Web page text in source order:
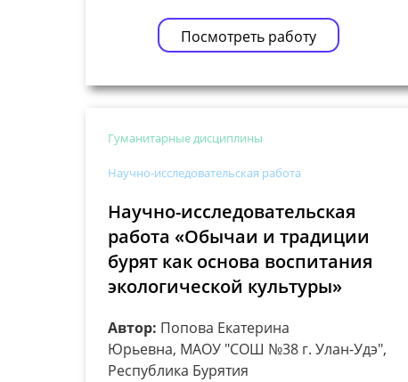
Посмотреть работу
Гуманитарные дисциплины
Научно-исследовательская работа
Научно-исследовательская
работа «Обычаи и традиции
бурят как основа воспитания
экологической культуры»
Автор: Попова Екатерина
Юрьевна, МАОУ "СОШ №38 г. Улан-Удэ",
Республика Бурятия